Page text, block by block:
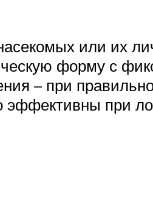
или их
форму с
– при
при